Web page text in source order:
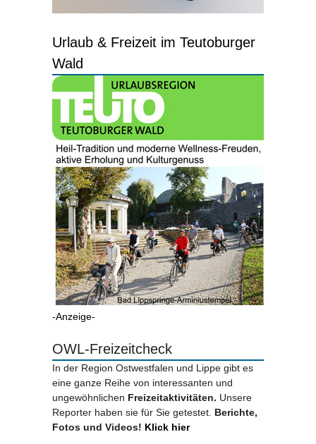
Urlaub & Freizeit im Teutoburger
Wald
-Anzeige-
OWL-Freizeitcheck
In der Region Ostwestfalen und Lippe gibt es
eine ganze Reihe von interessanten und
ungewöhnlichen Freizeitaktivitäten. Unsere
Reporter haben sie für Sie getestet. Berichte,
Fotos und Videos! Klick hier